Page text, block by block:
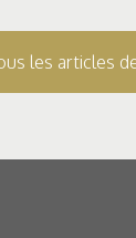
les articles